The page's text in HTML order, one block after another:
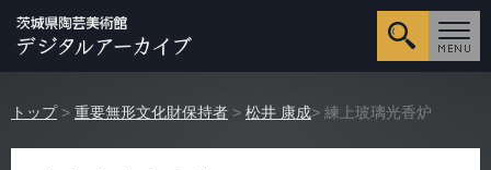
詳細検
トップ > 重要無形文化財保持者 > 松井 康成> 練上玻璃光香炉